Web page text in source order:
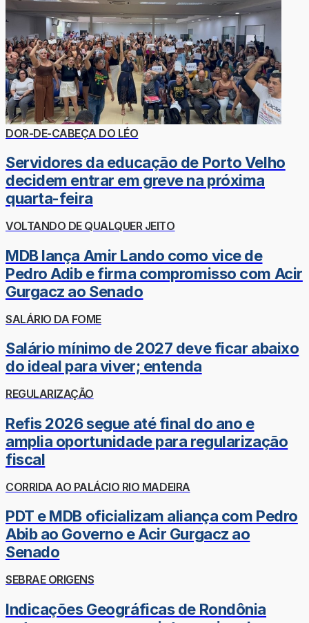
DOR-DE-CABEÇA DO LÉO
Servidores da educação de Porto Velho
decidem entrar em greve na próxima
quarta-feira
VOLTANDO DE QUALQUER JEITO
MDB lança Amir Lando como vice de
Pedro Adib e firma compromisso com Acir
Gurgacz ao Senado
SALÁRIO DA FOME
Salário mínimo de 2027 deve ficar abaixo
do ideal para viver; entenda
REGULARIZAÇÃO
Refis 2026 segue até final do ano e
amplia oportunidade para regularização
fiscal
CORRIDA AO PALÁCIO RIO MADEIRA
PDT e MDB oficializam aliança com Pedro
Abib ao Governo e Acir Gurgacz ao
Senado
SEBRAE ORIGENS
Indicações Geográficas de Rondônia